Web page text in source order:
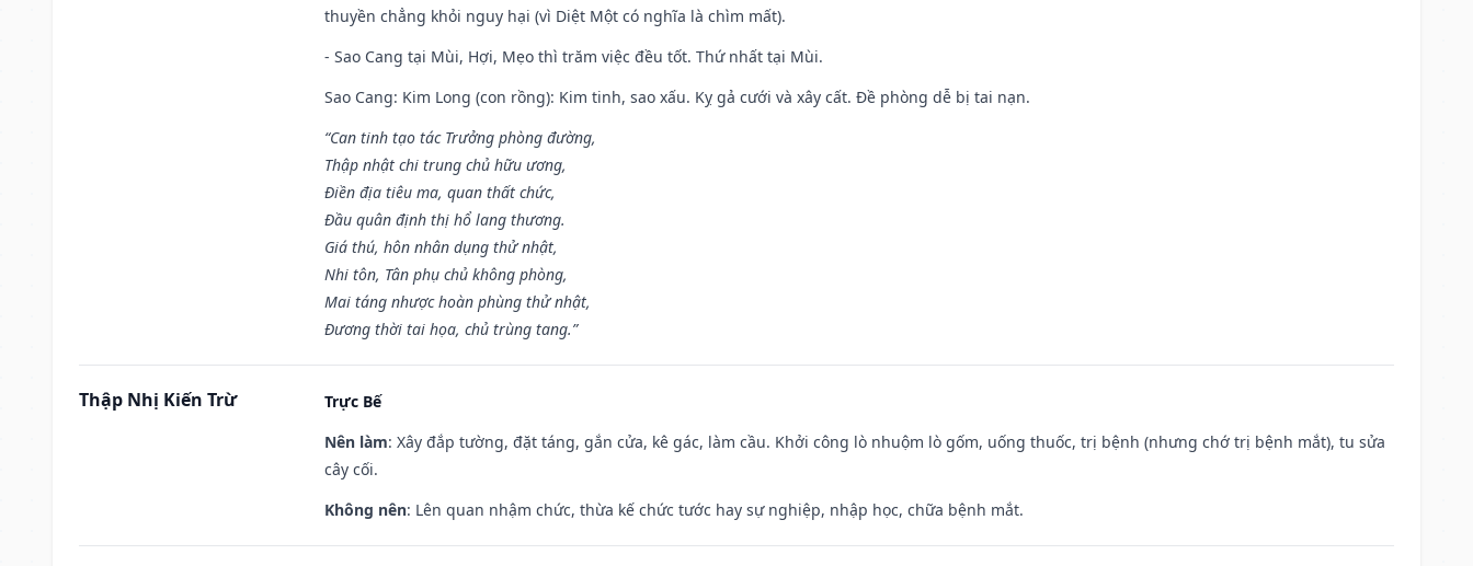
thuyền chẳng khỏi nguy hại (vì Diệt Một có nghĩa là chìm mất).
- Sao Cang tại Mùi, Hợi, Mẹo thì trăm việc đều tốt. Thứ nhất tại Mùi.
Sao Cang: Kim Long (con rồng): Kim tinh, sao xấu. Kỵ gả cưới và xây cất. Đề phòng dễ bị tai nạn.
“Can tinh tạo tác Trưởng phòng đường,
Thập nhật chi trung chủ hữu ương,
Điền địa tiêu ma, quan thất chức,
Đầu quân định thị hổ lang thương.
Giá thú, hôn nhân dụng thử nhật,
Nhi tôn, Tân phụ chủ không phòng,
Mai táng nhược hoàn phùng thử nhật,
Đương thời tai họa, chủ trùng tang.”
Thập Nhị Kiến Trừ
Trực Bế
Nên làm: Xây đắp tường, đặt táng, gắn cửa, kê gác, làm cầu. Khởi công lò nhuộm lò gốm, uống thuốc, trị bệnh (nhưng chớ trị bệnh mắt), tu sửa
cây cối.
Không nên: Lên quan nhậm chức, thừa kế chức tước hay sự nghiệp, nhập học, chữa bệnh mắt.